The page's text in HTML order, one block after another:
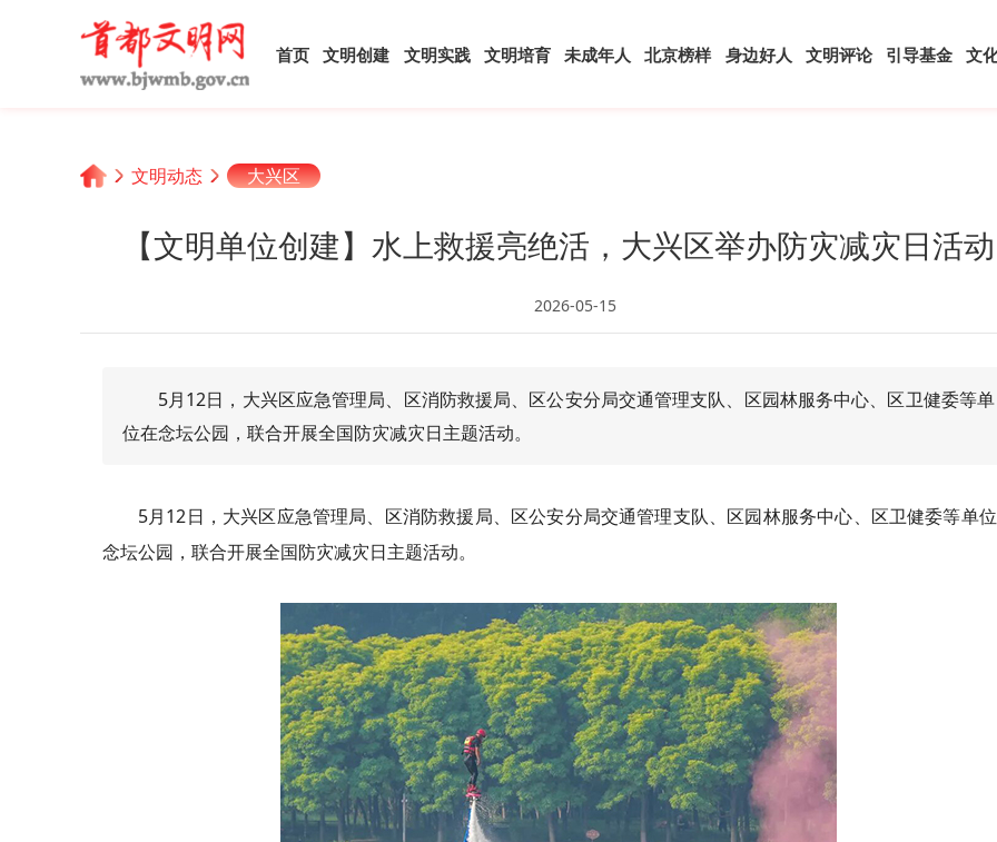
首页 文明创建 文明实践 文明培育 未成年人 北京榜样 身边好人 文明评论 引导基金 文
文明动态 大兴区
【文明单位创建】水上救援亮绝活，大兴区举办防灾减灾日活动
2026-05-15
5月12日，大兴区应急管理局、区消防救援局、区公安分局交通管理支队、区园林服务中心、区卫健委等单
位在念坛公园，联合开展全国防灾减灾日主题活动。
5月12日，大兴区应急管理局、区消防救援局、区公安分局交通管理支队、区园林服务中心、区卫健委等单
念坛公园，联合开展全国防灾减灾日主题活动。